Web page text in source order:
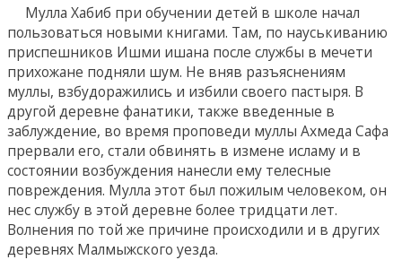
Мулла Хабиб при обучении детей в школе начал
пользоваться новыми книгами. Там, по науськиванию
приспешников Ишми ишана после службы в мечети
прихожане подняли шум. Не вняв разъяснениям
муллы, взбудоражились и избили своего пастыря. В
другой деревне фанатики, также введенные в
заблуждение, во время проповеди муллы Ахмеда Сафа
прервали его, стали обвинять в измене исламу и в
состоянии возбуждения нанесли ему телесные
повреждения. Мулла этот был пожилым человеком, он
нес службу в этой деревне более тридцати лет.
Волнения по той же причине происходили и в других
деревнях Малмыжского уезда.